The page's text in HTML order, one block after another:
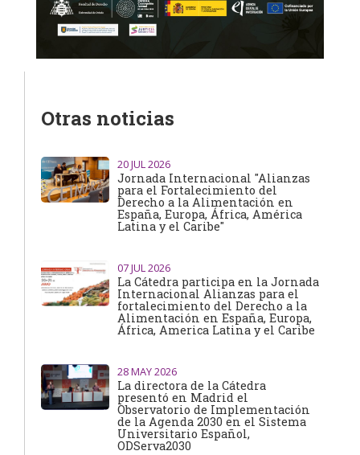
Otras noticias
20JUL 2026
Jornada Internacional "Alianzas
para el Fortalecimiento del
Derecho a la Alimentación en
España, Europa, África, América
Latina y el Caribe"
07JUL 2026
La Cátedra participa en la Jornada
Internacional Alianzas para el
fortalecimiento del Derecho a la
Alimentación en España, Europa,
África, America Latina y el Caribe
28MAY 2026
La directora de la Cátedra
presentó en Madrid el
Observatorio de Implementación
de la Agenda 2030 en el Sistema
Universitario Español,
ODServa2030